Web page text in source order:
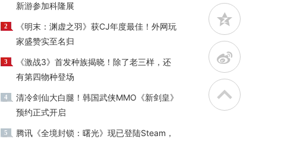
新游参加科隆展
2
《明末：渊虚之羽》获CJ年度最佳！外网玩
家盛赞实至名归
3
《激战3》首发种族揭晓！除了老三样，还
有第四物种登场
4
清冷剑仙大白腿！韩国武侠MMO《新剑皇》
预约正式开启
5
腾讯《全境封锁：曙光》现已登陆Steam，
z
t